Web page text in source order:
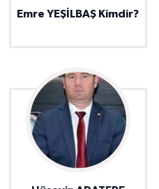
Emre YEŞİLBAŞ Kimdir?